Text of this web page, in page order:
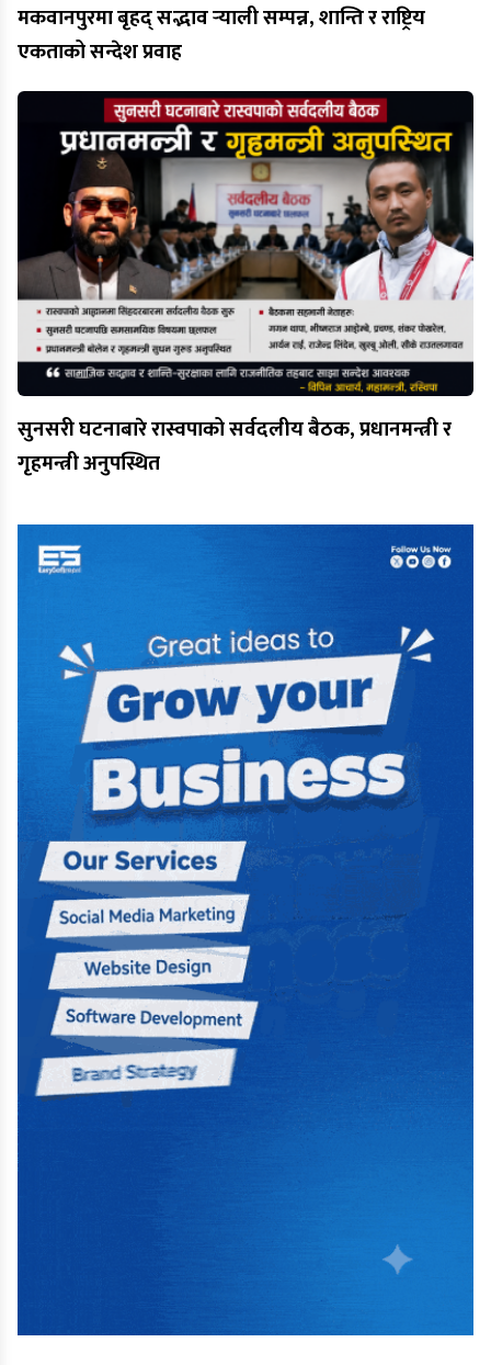
मकवानपुरमा बृहद् सद्भाव र्‍याली सम्पन्न, शान्ति र राष्ट्रिय
एकताको सन्देश प्रवाह
सुनसरी घटनाबारे रास्वपाको सर्वदलीय बैठक, प्रधानमन्त्री र
गृहमन्त्री अनुपस्थित